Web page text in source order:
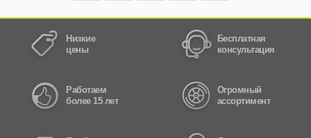
Низкие
цены
Бесплатная
консультация
Работаем
более 15 лет
Огромный
ассортимент